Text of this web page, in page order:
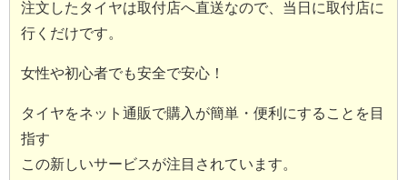
注文したタイヤは取付店へ直送なので、当日に取付店に
行くだけです。
女性や初心者でも安全で安心！
タイヤをネット通販で購入が簡単・便利にすることを目
指す
この新しいサービスが注目されています。